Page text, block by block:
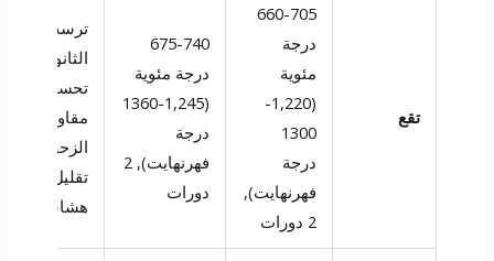
تقع
660-705
درجة
مئوية
(1,220-
1300
درجة
فهرنهايت),
2 دورات
675-740
درجة مئوية
(1,245-1360
درجة
فهرنهايت), 2
دورات
ترسب كربيد
الثانوية,
تحسين
مقاومة
الزحف,
تقليل
هشاشة